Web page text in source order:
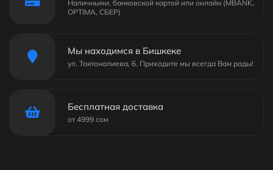
Наличными, банковской картой или онлайн (MBANK,
OPTIMA, СБЕР)
Мы находимся в Бишкеке
ул. Токтоналиева, 6. Приходите мы всегда Вам рады!
Бесплатная доставка
от 4999 сом